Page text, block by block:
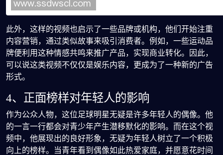
此外，这样的视频也启示了一些品牌或机构，他们开始注重
内容营销，通过类似故事来吸引消费者。例如，一些运动品
牌便利用这种情感共鸣来推广产品，实现商业转化。因此，
可以说这类视频不仅仅是娱乐内容，更成为了一种新的广告
形式。
4、正面榜样对年轻人的影响
作为公众人物，这位足球明星无疑是许多年轻人的偶像。他
的一言一行都会对青少年产生潜移默化的影响。而在这个视
频中，他展现出的良好形象，无疑为年轻人树立了一个积极
向上的榜样。当青年看到偶像如此热爱家庭，并愿意花时间